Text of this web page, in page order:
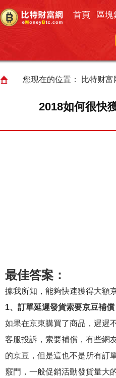
首頁 區塊
您现在的位置： 比特财富
2018如何很快
最佳答案：
據我所知，能夠快速獲得大額
1、訂單延遲發貨索要京豆補償
如果在京東購買了商品，遲遲
客服投訴，索要補償，有些網
的京豆，但是這也不是所有訂
竅門，一般促銷活動發貨量大